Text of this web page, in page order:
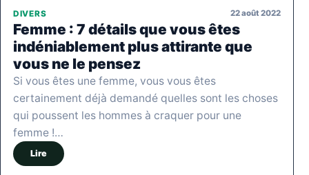
DIVERS 22 août 2022
Femme : 7 détails que vous êtes
indéniablement plus attirante que
vous ne le pensez
Si vous êtes une femme, vous vous êtes
certainement déjà demandé quelles sont les choses
qui poussent les hommes à craquer pour une
femme !…
Lire